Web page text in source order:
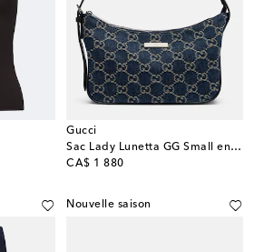
Gucci
Sac Lady Lunetta GG Small en denim
CA$ 1 880
original price
Nouvelle saison